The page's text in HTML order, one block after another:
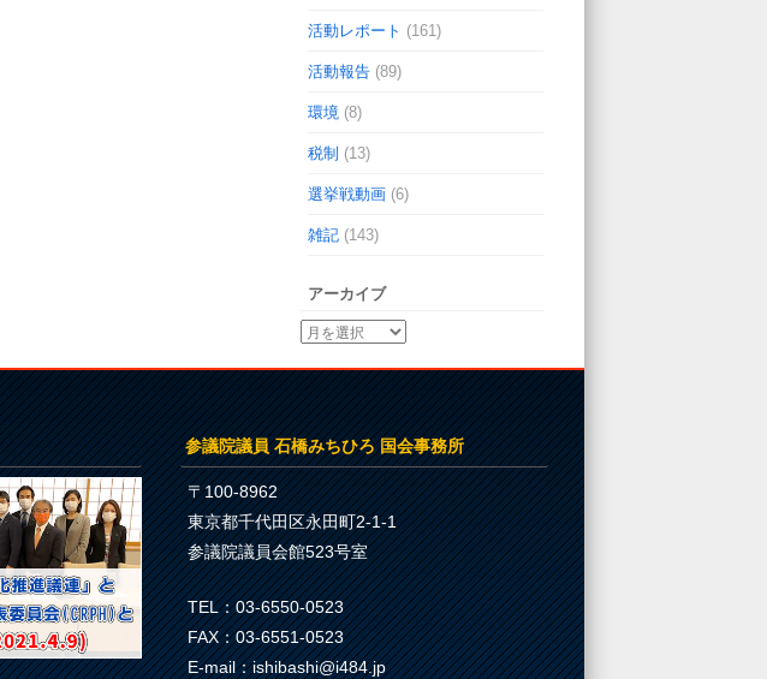
活動レポート (161)
活動報告 (89)
環境 (8)
税制 (13)
選挙戦動画 (6)
雑記 (143)
アーカイブ
参議院議員 石橋みちひろ 国会事務所
〒100-8962
東京都千代田区永田町2-1-1
参議院議員会館523号室
TEL：03-6550-0523
FAX：03-6551-0523
E-mail：ishibashi@i484.jp